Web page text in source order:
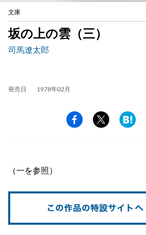
文庫
坂の上の雲（三）
司馬遼太郎
発売日 1978年02月
（一を参照）